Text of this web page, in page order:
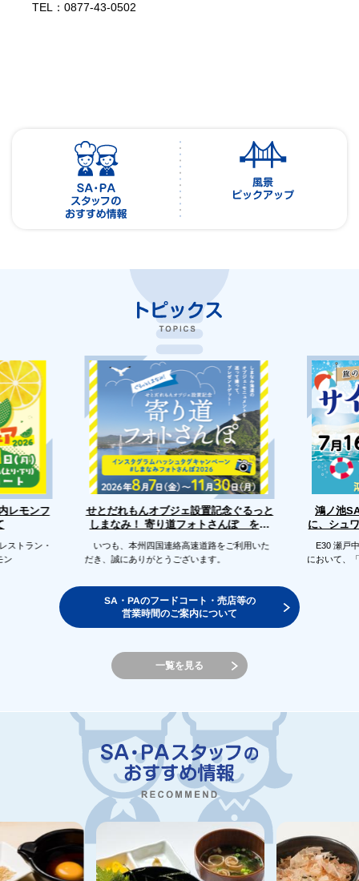
TEL：0877-43-0502
レモンフ
ストラン・
ン
せとだれもんオブジェ設置記念ぐるっと
しまなみ！ 寄り道フォトさんぽ を開
いつも、本州四国連絡高速道路をご利用いた
だき、誠にありがとうございます。
鴻ノ池
に、シュ
E30 瀬戸中
において、
SA・PAのフードコート・売店等の
営業時間のご案内について
一覧を見る